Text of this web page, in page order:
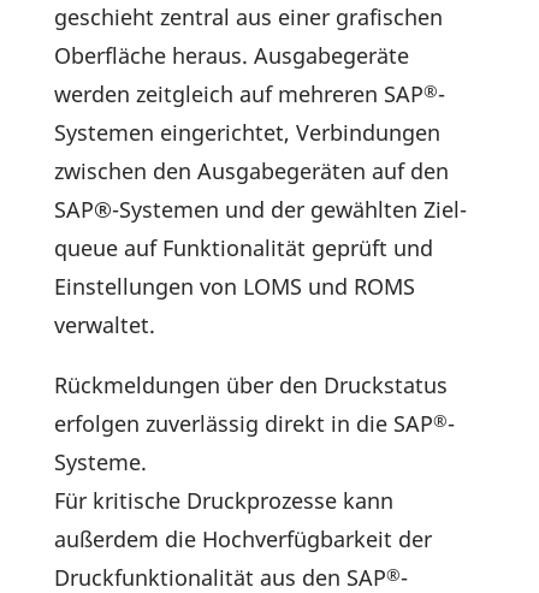
geschieht zentral aus einer grafi­schen
Ober­fläche heraus. Ausga­be­ge­räte
werden zeit­gleich auf mehreren SAP®-
Systemen einge­richtet, Verbin­dungen
zwischen den Ausga­be­ge­räten auf den
SAP®-Systemen und der gewählten Ziel­
queue auf Funk­tio­na­lität geprüft und
Einstel­lungen von LOMS und ROMS
verwaltet.
Rück­mel­dungen über den Druckstatus
erfolgen zuver­lässig direkt in die SAP®-
Systeme.
Für kriti­sche Druck­pro­zesse kann
außerdem die Hoch­ver­füg­bar­keit der
Druck­funk­tio­na­lität aus den SAP®-